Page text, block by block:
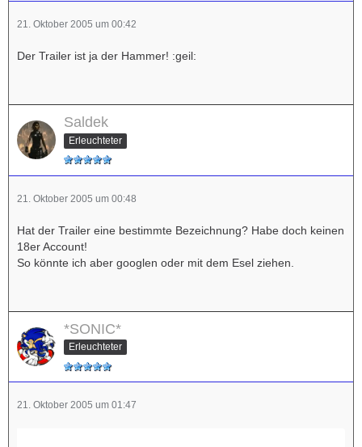
21. Oktober 2005 um 00:42
Der Trailer ist ja der Hammer! :geil:
Saldek
Erleuchteter
21. Oktober 2005 um 00:48
Hat der Trailer eine bestimmte Bezeichnung? Habe doch keinen
18er Account!
So könnte ich aber googlen oder mit dem Esel ziehen.
*SONIC*
Erleuchteter
21. Oktober 2005 um 01:47